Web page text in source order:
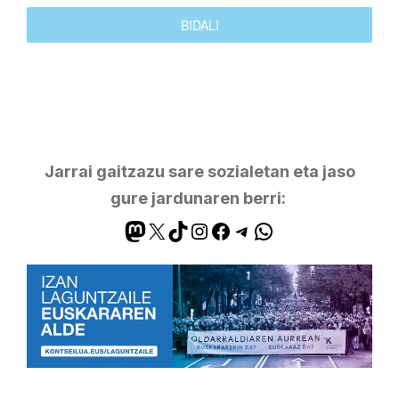
BIDALI
Jarrai gaitzazu sare sozialetan eta jaso
gure jardunaren berri: